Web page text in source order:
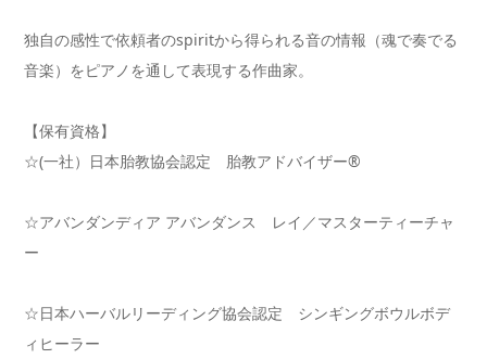
独自の感性で依頼者のspiritから得られる音の情報（魂で奏でる
音楽）をピアノを通して表現する作曲家。
【保有資格】
☆(一社）日本胎教協会認定 胎教アドバイザー®
☆アバンダンディア アバンダンス レイ／マスターティーチャ
ー
☆日本ハーバルリーディング協会認定 シンギングボウルボデ
ィヒーラー